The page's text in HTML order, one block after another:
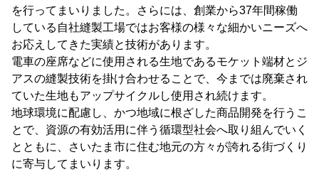
を行ってまいりました。さらには、創業から37年間稼働
している自社縫製工場ではお客様の様々な細かいニーズへ
お応えしてきた実績と技術があります。
電車の座席などに使用される生地であるモケット端材とジ
アスの縫製技術を掛け合わせることで、今までは廃棄され
ていた生地もアップサイクルし使用され続けます。
地球環境に配慮し、かつ地域に根ざした商品開発を行うこ
とで、資源の有効活用に伴う循環型社会へ取り組んでいく
とともに、さいたま市に住む地元の方々が誇れる街づくり
に寄与してまいります。